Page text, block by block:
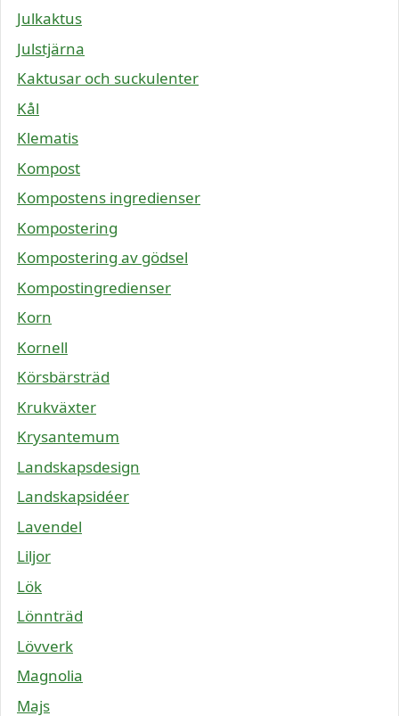
Julkaktus
Julstjärna
Kaktusar och suckulenter
Kål
Klematis
Kompost
Kompostens ingredienser
Kompostering
Kompostering av gödsel
Kompostingredienser
Korn
Kornell
Körsbärsträd
Krukväxter
Krysantemum
Landskapsdesign
Landskapsidéer
Lavendel
Liljor
Lök
Lönnträd
Lövverk
Magnolia
Majs